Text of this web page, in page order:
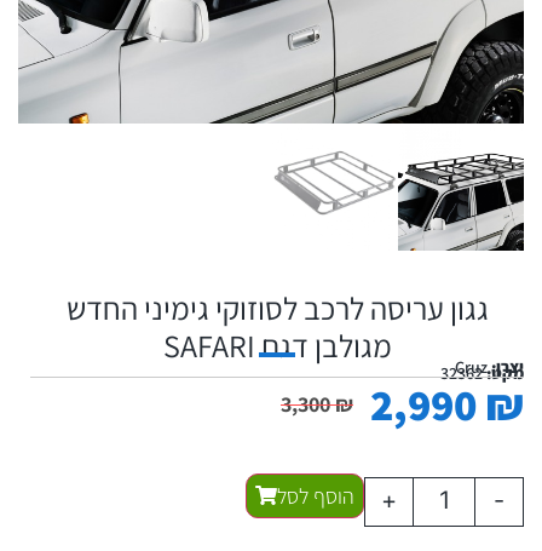
גגון עריסה לרכב לסוזוקי גימיני החדש
מגולבן דגם SAFARI
יצרן:Cruzמקט:32362
3,300₪ 2,990₪
-
+ הוסף לסל